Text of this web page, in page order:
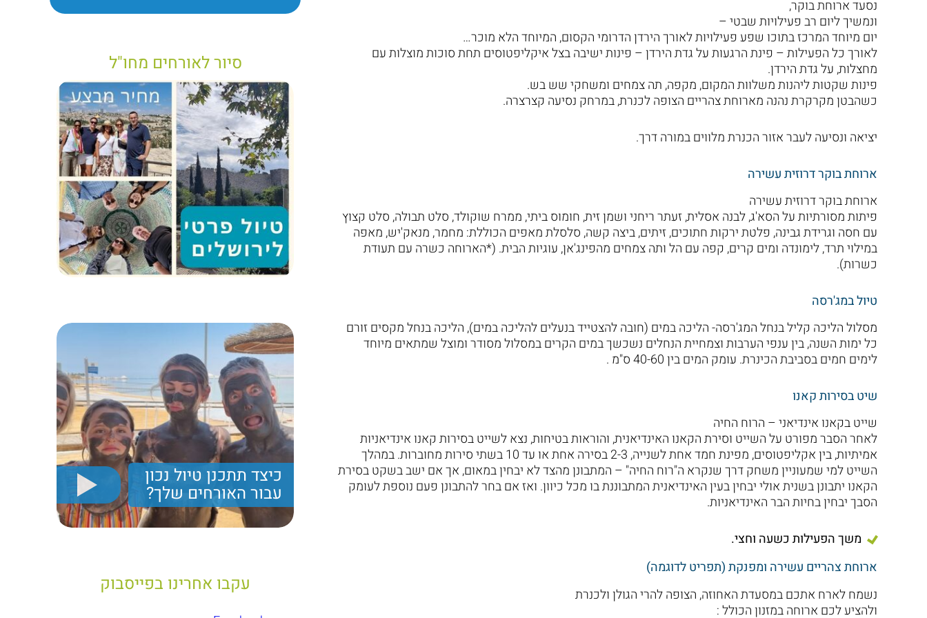
נסעד ארוחת בוקר,
ונמשיך ליום רב פעילויות שבטי –
יום מיוחד המרכז בתוכו שפע פעילויות לאורך הירדן הדרומי הקסום, המיוחד הלא מוכר…
לאורך כל הפעילות – פינת הרגעות על גדת הירדן – פינות ישיבה בצל איקליפטוסים תחת סוכות מוצלות עם
מחצלות, על גדת הירדן.
פינות שקטות ליהנות משלוות המקום, מקפה, תה צמחים ומשחקי שש בש.
כשהבטן מקרקרת נהנה מארוחת צהריים הצופה לכנרת, במרחק נסיעה קצרצרה.
יציאה ונסיעה לעבר אזור הכנרת מלווים במורה דרך.
ארוחת בוקר דרוזית עשירה
ארוחת בוקר דרוזית עשירה
פיתות מסורתיות על הסא'ג, לבנה אסלית, זעתר ריחני ושמן זית, חומוס ביתי, ממרח שוקולד, סלט תבולה, סלט קצוץ
עם חסה וגרידת גבינה, פלטת ירקות חתוכים, זיתים, ביצה קשה, סלסלת מאפים הכוללת: מחמר, מנאק'יש, מאפה
במילוי תרד, לימונדה ומים קרים, קפה עם הל ותה צמחים מהפינג'אן, עוגיות הבית. (*הארוחה כשרה עם תעודת
כשרות).
טיול במג'רסה
מסלול הליכה קליל בנחל המג'רסה- הליכה במים (חובה להצטייד בנעלים להליכה במים), הליכה בנחל מקסים זורם
כל ימות השנה, בין ענפי הערבות וצמחיית הנחלים נשכשך במים הקרים במסלול מסודר ומוצל שמתאים מיוחד
לימים חמים בסביבת הכינרת. עומק המים בין 40-60 ס"מ .
שיט בסירות קאנו
שייט בקאנו אינדיאני – הרוח החיה
לאחר הסבר מפורט על השייט וסירת הקאנו האינדיאנית, והוראות בטיחות, נצא לשייט בסירות קאנו אינדיאניות
אמיתיות, בין אקליפטוסים, מפינת חמד אחת לשנייה, 2-3 בסירה אחת או עד 10 בשתי סירות מחוברות. במהלך
השייט למי שמעוניין משחק דרך שנקרא ה"רוח החיה" – המתבונן מהצד לא יבחין במאום, אך אם ישב בשקט בסירת
הקאנו יתבונן בשנית אולי יבחין בעין האינדיאנית המתבוננת בו מכל כיוון. ואז אם בחר להתבונן פעם נוספת לעומק
הסבך יבחין בחיות הבר האינדיאניות.
משך הפעילות כשעה וחצי.
ארוחת צהריים עשירה ומפנקת (תפריט לדוגמה)
נשמח לארח אתכם במסעדת האחוזה, הצופה להרי הגולן ולכנרת
ולהציע לכם ארוחה במזנון הכולל :
סיור לאורחים מחו"ל
כיצד תתכנן טיול נכון
עבור האורחים שלך?
יריב חן, מציג את הקווים המנחים לבניית טיול נכון עבור
תיירים בישראל
עקבו אחרינו בפייסבוק